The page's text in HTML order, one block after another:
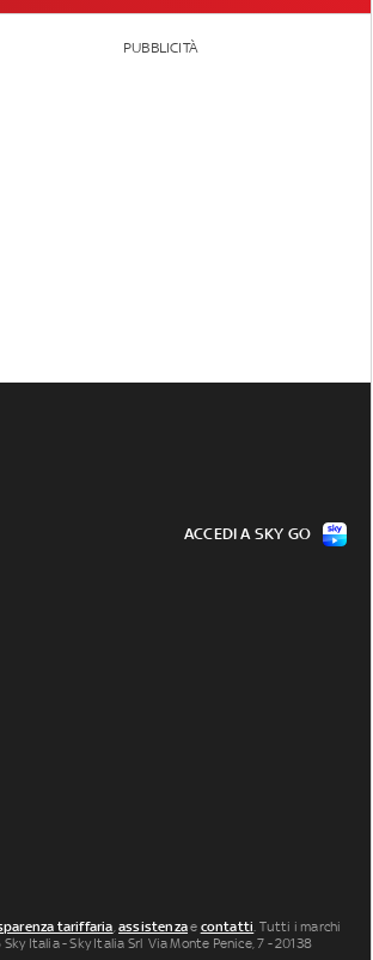
PUBBLICITÀ
ACCEDI A SKY GO
tariffaria,assistenzae contatti. Tutti i marchi
Italia - Sky Italia Srl Via Monte Penice, 7 - 20138